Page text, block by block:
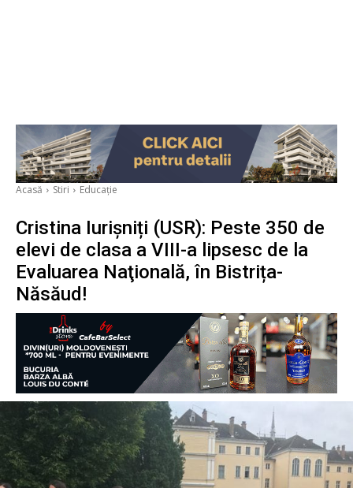
Acasă Stiri Educație
Cristina Iurișniți (USR): Peste 350 de
elevi de clasa a VIII-a lipsesc de la
Evaluarea Naţională, în Bistrița-
Năsăud!